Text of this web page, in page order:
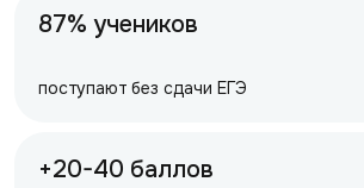
87% учеников
поступают без сдачи ЕГЭ
+20-40 баллов